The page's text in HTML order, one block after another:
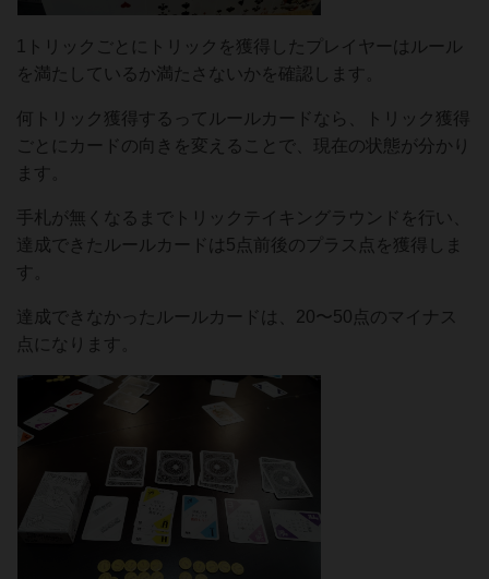
1トリックごとにトリックを獲得したプレイヤーはルール
を満たしているか満たさないかを確認します。
何トリック獲得するってルールカードなら、トリック獲得
ごとにカードの向きを変えることで、現在の状態が分かり
ます。
手札が無くなるまでトリックテイキングラウンドを行い、
達成できたルールカードは5点前後のプラス点を獲得しま
す。
達成できなかったルールカードは、20〜50点のマイナス
点になります。